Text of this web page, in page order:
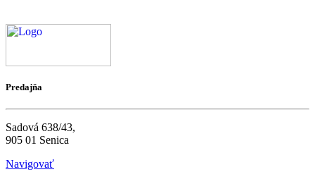
Predajňa
Sadová 638/43,
905 01 Senica
Navigovať